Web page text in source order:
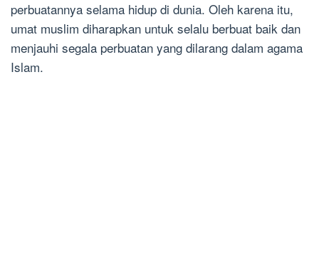
perbuatannya selama hidup di dunia. Oleh karena itu,
umat muslim diharapkan untuk selalu berbuat baik dan
menjauhi segala perbuatan yang dilarang dalam agama
Islam.